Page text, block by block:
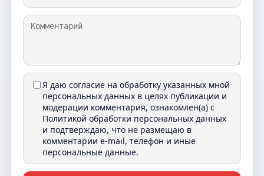
Я даю согласие на обработку указанных мной
персональных данных в целях публикации и
модерации комментария, ознакомлен(а) с
Политикой обработки персональных данных
и подтверждаю, что не размещаю в
комментарии e-mail, телефон и иные
персональные данные.